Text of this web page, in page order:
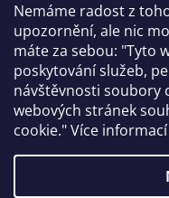
Nemáme radost z
upozornění, ale nic
máte za sebou: "Tyto
poskytování služeb,
návštěvnosti soubory
webových stránek
cookie."Více informací
Sledovat na
Facebook